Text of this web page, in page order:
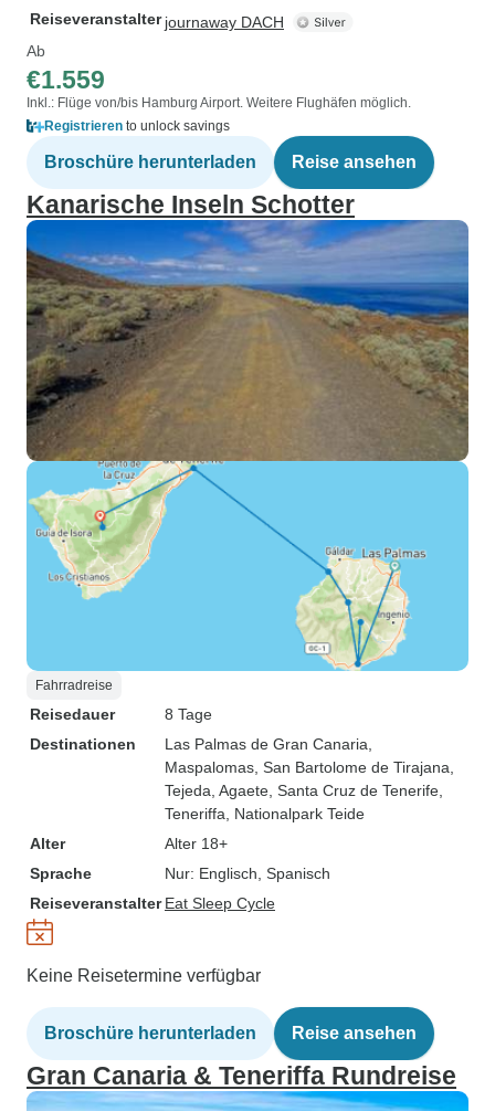
Reiseveranstalter journaway DACH
Ab
€1.559
Inkl.: Flüge von/bis Hamburg Airport. Weitere Flughäfen möglich.
Registrieren to unlock savings
Broschüre herunterladen Reise ansehen
Kanarische Inseln Schotter
Fahrradreise
Reisedauer
8 Tage
Destinationen
Las Palmas de Gran Canaria
Maspalomas , San Bartolome de Tirajana
Tejeda , Agaete , Santa Cruz de Tenerife
Teneriffa , Nationalpark Teide
Alter
Alter 18+
Sprache
Nur: Englisch, Spanisch
Reiseveranstalter Eat Sleep Cycle
Keine Reisetermine verfügbar
Broschüre herunterladen Reise ansehen
Gran Canaria & Teneriffa Rundreise